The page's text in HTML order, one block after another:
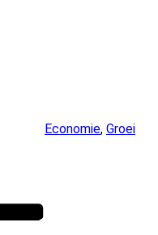
Economie, Groei